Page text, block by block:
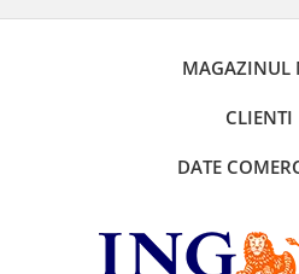
MAGAZINUL
CLIENTI
DATE